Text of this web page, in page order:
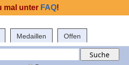
Medaillen Offen
mal unter FAQ!